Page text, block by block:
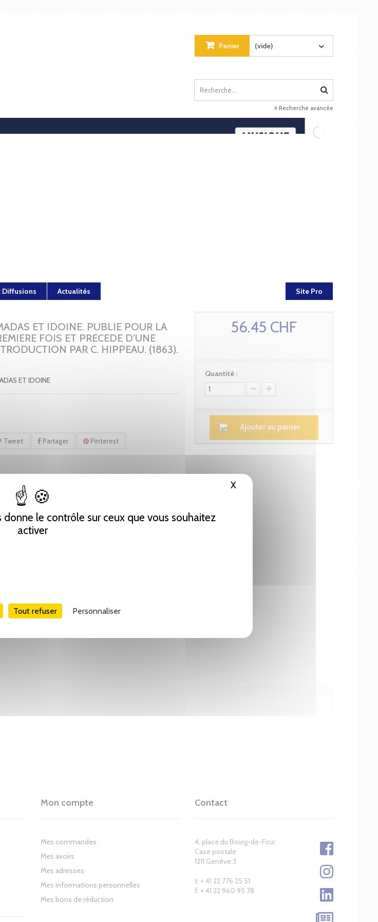
donne le contrôle sur ceux que vous souhaitez
activer
Tout refuser Personnaliser
X Masquer le bandeau des cookies
Panier (vide)
Recherche avancée
Diffusions Actualités Site Pro
ET IDOINE. PUBLIE POUR LA
FOIS ET PRECEDE D'UNE
PAR C. HIPPEAU. (1863).
ET IDOINE
Tweet Partager Pinterest
56.45 CHF
Quantité :
Ajouter au panier
Mon compte
Mes commandes
Mes avoirs
Mes adresses
Mes informations personnelles
Mes bons de réduction
Contact
4, place du Bourg-de-Four
Case postale
1211 Genève 3
t: + 41 22 776 25 51
f: + 41 22 960 95 78